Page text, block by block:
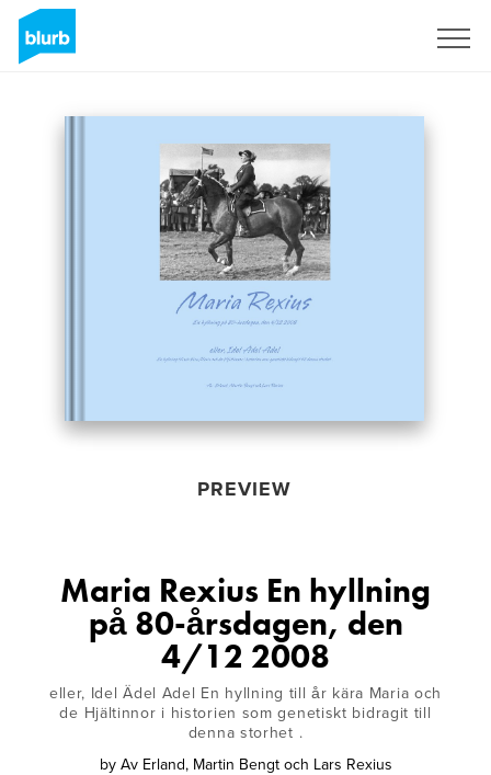
PREVIEW
Maria Rexius En hyllning
på 80-årsdagen, den
4/12 2008
eller, Idel Ädel Adel En hyllning till år kära Maria och
de Hjältinnor i historien som genetiskt bidragit till
denna storhet .
by Av Erland, Martin Bengt och Lars Rexius